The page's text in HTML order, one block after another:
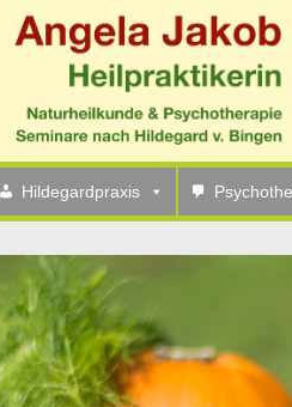
Hildegardpraxis
nach Hildegard von Bingen vom